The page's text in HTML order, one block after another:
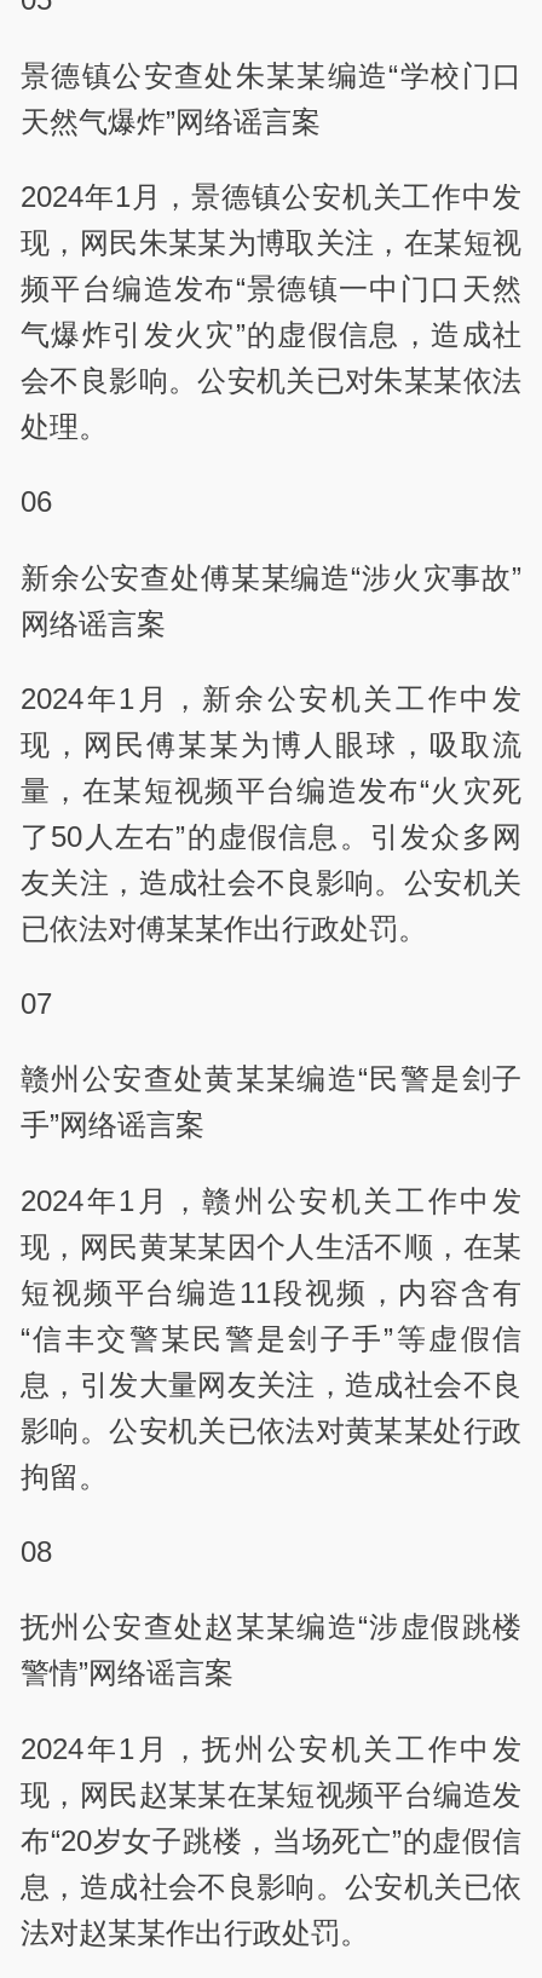
景德镇公安查处朱某某编造“学校门口
天然气爆炸”网络谣言案
2024年1月，景德镇公安机关工作中发
现，网民朱某某为博取关注，在某短视
频平台编造发布“景德镇一中门口天然
气爆炸引发火灾”的虚假信息，造成社
会不良影响。公安机关已对朱某某依法
处理。
06
新余公安查处傅某某编造“涉火灾事故”
网络谣言案
2024年1月，新余公安机关工作中发
现，网民傅某某为博人眼球，吸取流
量，在某短视频平台编造发布“火灾死
了50人左右”的虚假信息。引发众多网
友关注，造成社会不良影响。公安机关
已依法对傅某某作出行政处罚。
07
赣州公安查处黄某某编造“民警是刽子
手”网络谣言案
2024年1月，赣州公安机关工作中发
现，网民黄某某因个人生活不顺，在某
短视频平台编造11段视频，内容含有
“信丰交警某民警是刽子手”等虚假信
息，引发大量网友关注，造成社会不良
影响。公安机关已依法对黄某某处行政
拘留。
08
抚州公安查处赵某某编造“涉虚假跳楼
警情”网络谣言案
2024年1月，抚州公安机关工作中发
现，网民赵某某在某短视频平台编造发
布“20岁女子跳楼，当场死亡”的虚假信
息，造成社会不良影响。公安机关已依
法对赵某某作出行政处罚。